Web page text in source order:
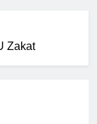
Zakat